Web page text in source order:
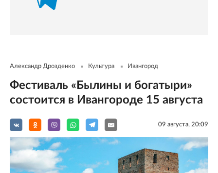
Александр Дрозденко Культура Ивангород
Фестиваль «Былины и богатыри»
состоится в Ивангороде 15 августа
09 августа, 20:09